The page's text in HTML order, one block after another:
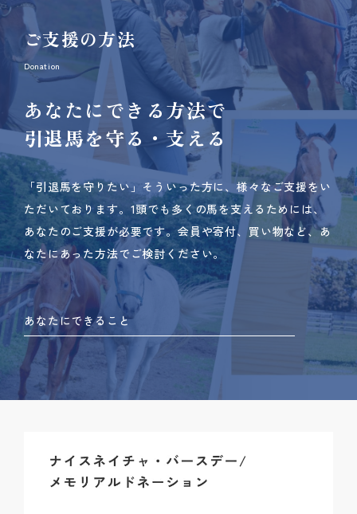
ご支援の方法
Donation
あなたにできる方法で
引退馬を守る・支える
「引退馬を守りたい」そういった方に、様々なご支援をい
ただいております。 1頭でも多くの馬を支えるためには、
あなたのご支援が必要です。 会員や寄付、買い物など、あ
なたにあった方法でご検討ください。
あなたにできること